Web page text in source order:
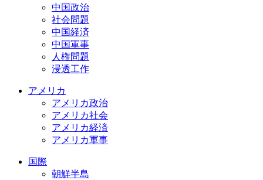
中国政治
社会問題
中国経済
中国軍事
人権問題
浸透工作
アメリカ
アメリカ政治
アメリカ社会
アメリカ経済
アメリカ軍事
国際
朝鮮半島